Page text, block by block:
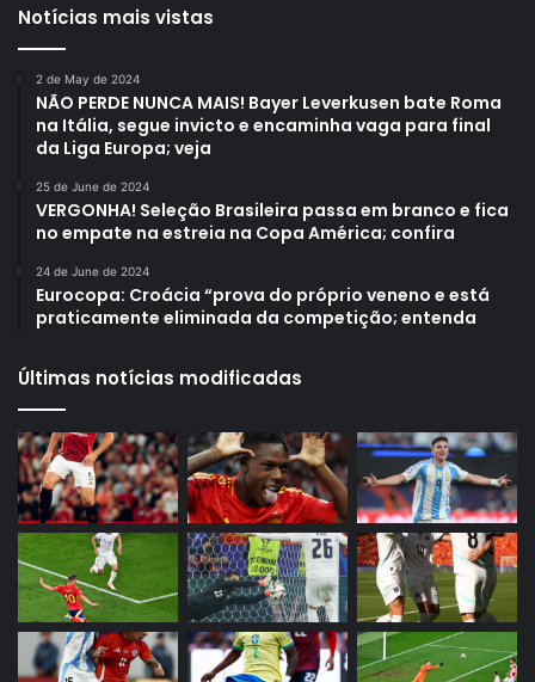
Notícias mais vistas
2 de May de 2024
NÃO PERDE NUNCA MAIS! Bayer Leverkusen bate Roma
na Itália, segue invicto e encaminha vaga para final
da Liga Europa; veja
25 de June de 2024
VERGONHA! Seleção Brasileira passa em branco e fica
no empate na estreia na Copa América; confira
24 de June de 2024
Eurocopa: Croácia “prova do próprio veneno e está
praticamente eliminada da competição; entenda
Últimas notícias modificadas